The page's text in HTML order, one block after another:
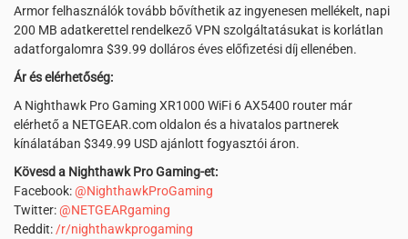
Armor felhasználók tovább bővíthetik az ingyenesen mellékelt, napi
200 MB adatkerettel rendelkező VPN szolgáltatásukat is korlátlan
adatforgalomra $39.99 dolláros éves előfizetési díj ellenében.
Ár és elérhetőség:
A Nighthawk Pro Gaming XR1000 WiFi 6 AX5400 router már
elérhető a NETGEAR.com oldalon és a hivatalos partnerek
kínálatában $349.99 USD ajánlott fogyasztói áron.
Kövesd a Nighthawk Pro Gaming-et:
Facebook:@NighthawkProGaming
Twitter:@NETGEARgaming
Reddit: /r/nighthawkprogaming